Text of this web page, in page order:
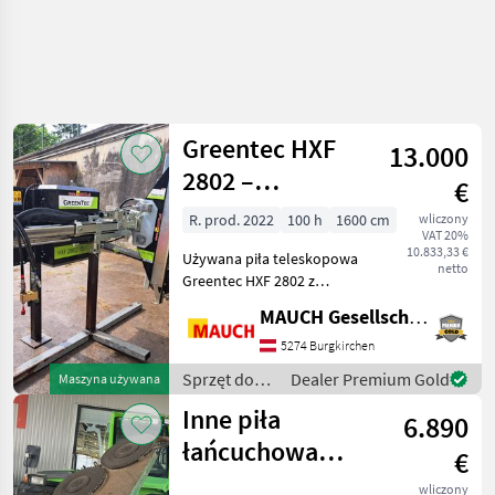
Maszyna używana
Greentec HXF
2802 –
podnośnik
teleskopowy z
piłą do gałęzi
LRS 1602
13.000
€
wliczony
VAT 20%
10.833,33 €
netto
R. prod. 2022 100 h
1600 cm
Używana piła teleskopowa
Greentec HXF 2802 z
stronie - Mocowanie Euro -
Sterowanie elektryczne -
Wysięgnik po lewej stronie -
Piła do gałęzi L
MAUCH Gesellschaft m.b.H. & Co.KG
5274 Burgkirchen
Sprzęt do
pielęgnacji
drzew /
Greentec
Dealer Premium Gold
Inne piła
łańcuchowa
6.890
€
wliczony